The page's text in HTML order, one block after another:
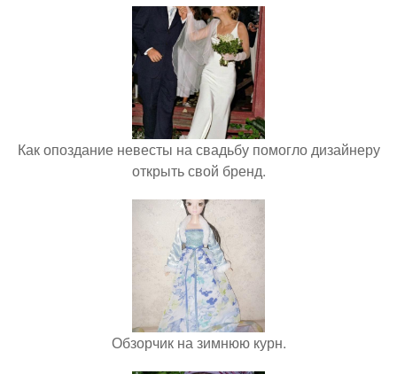
Как опоздание невесты на свадьбу помогло дизайнеру
открыть свой бренд.
Обзорчик на зимнюю курн.